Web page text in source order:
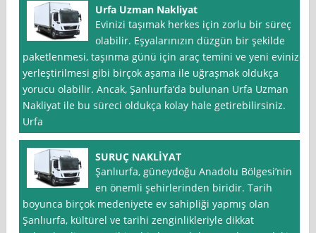
Urfa Uzman Nakliyat
Evinizi taşımak herkes için zorlu bir süreç
olabilir. Eşyalarınızın düzgün bir şekilde
paketlenmesi, taşınma günü için araç temini ve yeni evinize
yerleştirilmesi gibi birçok aşama ile uğraşmak oldukça
yorucu olabilir. Ancak, Şanlıurfa‘da bulunan Urfa Uzman
Nakliyat ile bu süreci oldukça kolay hale getirebilirsiniz.
Urfa
SURUÇ NAKLİYAT
Şanlıurfa, güneydoğu Anadolu Bölgesi’nin
en önemli şehirlerinden biridir. Tarih
boyunca birçok medeniyete ev sahipliği yapmış olan
Şanlıurfa, kültürel ve tarihi zenginlikleriyle dikkat